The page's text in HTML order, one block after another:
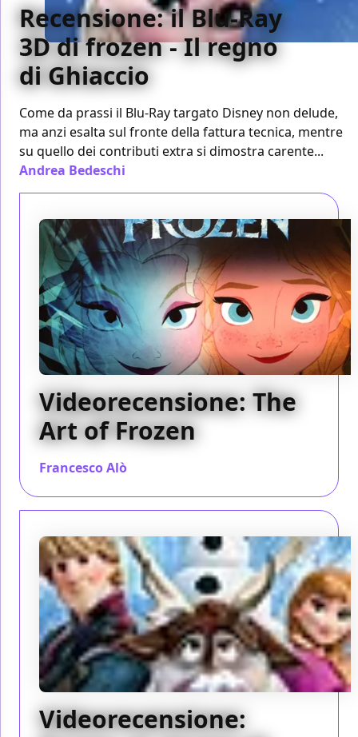
Recensione: il Blu-Ray
3D di frozen - Il regno
di Ghiaccio
Come da prassi il Blu-Ray targato Disney non delude,
ma anzi esalta sul fronte della fattura tecnica, mentre
su quello dei contributi extra si dimostra carente...
Andrea Bedeschi
Videorecensione: The
Art of Frozen
Francesco Alò
Videorecensione: